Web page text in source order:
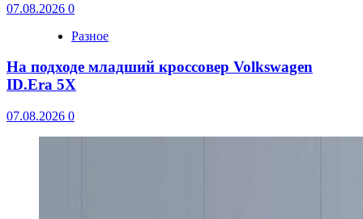
07.08.2026 0
Разное
На подходе младший кроссовер Volkswagen
ID.Era 5X
07.08.2026 0